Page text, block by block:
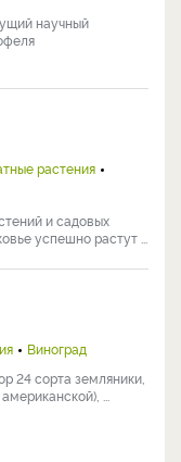
научный
растения
и садовых
успешно растут ...
Виноград
24 сорта земляники,
...